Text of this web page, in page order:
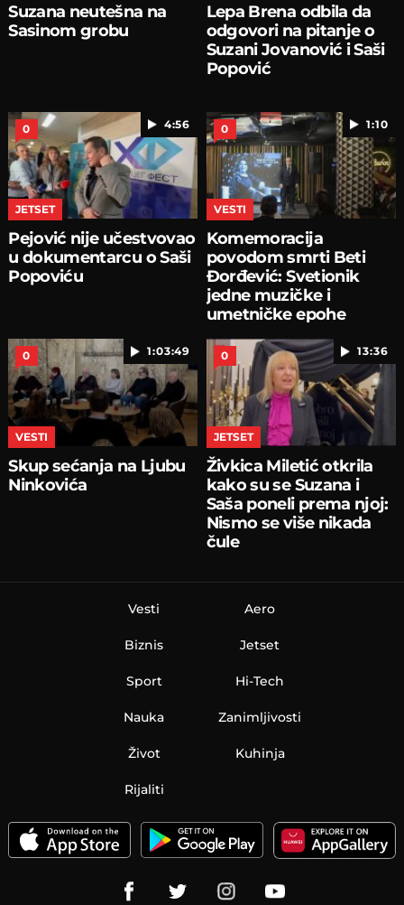
Suzana neutešna na
Sasinom grobu
Lepa Brena odbila da
odgovori na pitanje o
Suzani Jovanović i Saši
Popović
4:56
0
JETSET
Pejović nije učestvovao
u dokumentarcu o Saši
Popoviću
1:10
0
VESTI
Komemoracija
povodom smrti Beti
Đorđević: Svetionik
jedne muzičke i
umetničke epohe
1:03:49
0
VESTI
Skup sećanja na Ljubu
Ninkovića
13:36
0
JETSET
Živkica Miletić otkrila
kako su se Suzana i
Saša poneli prema njoj:
Nismo se više nikada
čule
Vesti
Biznis
Sport
Nauka
Aero
Jetset
Hi-Tech
Zanimljivosti
Život Kuhinja
Rijaliti